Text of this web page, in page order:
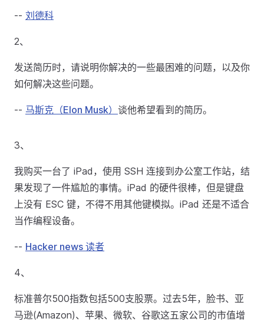
-- 刘德科
2、
发送简历时，请说明你解决的一些最困难的问题，以及你
如何解决这些问题。
-- 马斯克（Elon Musk） 谈他希望看到的简历。
3、
我购买一台了 iPad，使用 SSH 连接到办公室工作站，结
果发现了一件尴尬的事情。iPad 的硬件很棒，但是键盘
上没有 ESC 键，不得不用其他键模拟。iPad 还是不适合
当作编程设备。
-- Hacker news 读者
4、
标准普尔500指数包括500支股票。过去5年，脸书、亚
马逊(Amazon)、苹果、微软、谷歌这五家公司的市值增